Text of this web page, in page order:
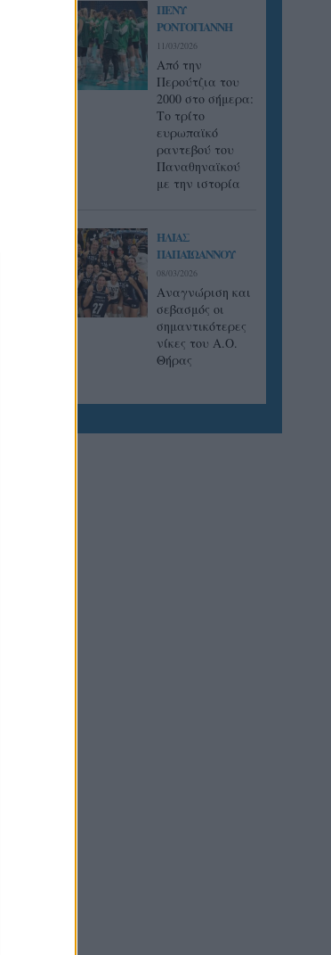
ΠΕΝΥ
ΡΟΝΤΟΓΙΑΝΝΗ
11/03/2026
Από την
Περούτζια του
2000 στο σήμερα:
Tο τρίτο
ευρωπαϊκό
ραντεβού του
Παναθηναϊκού
με την ιστορία
ΗΛΙΑΣ
ΠΑΠΑΪΩΑΝΝΟΥ
08/03/2026
Αναγνώριση και
σεβασμός οι
σημαντικότερες
νίκες του Α.Ο.
Θήρας